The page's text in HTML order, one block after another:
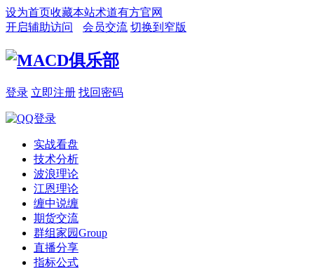
设为首页收藏本站术道有方官网
开启辅助访问
会员交流 切换到窄版
登录 立即注册 找回密码
实战看盘
技术分析
波浪理论
江恩理论
缠中说缠
期货交流
群组家园Group
直播分享
指标公式